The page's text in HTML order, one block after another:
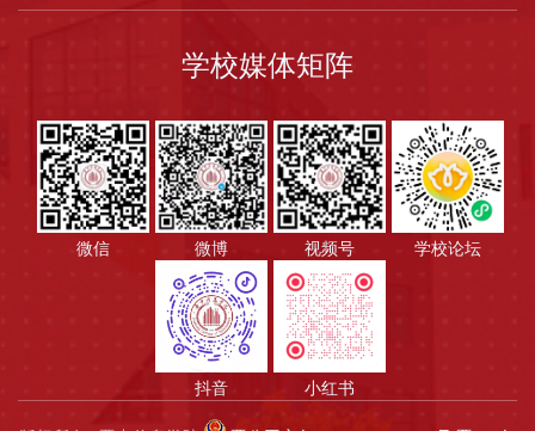
学校媒体矩阵
微信 微博 视频号 学校论坛
抖音 小红书